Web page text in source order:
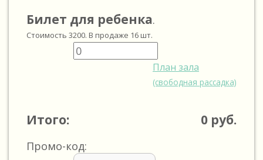
Билет для ребенка.
Стоимость 3200. В продаже 16 шт.
План зала
(свободная рассадка)
Итого: 0 руб.
Промо-код: